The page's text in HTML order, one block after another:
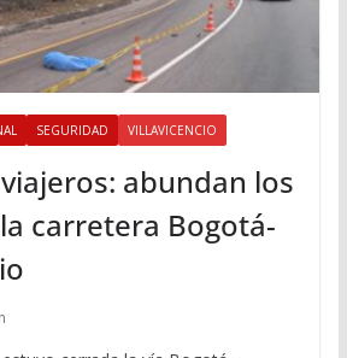
SEGURIDAD VILLAVICENCIO
abundan los
carretera Bogotá-